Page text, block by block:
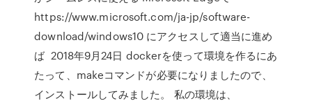
https://www.microsoft.com/ja-jp/software-
download/windows10 にアクセスして適当に進め
ば 2018年9月24日 dockerを使って環境を作るにあ
たって、makeコマンドが必要になりましたので、
インストールしてみました。 私の環境は、